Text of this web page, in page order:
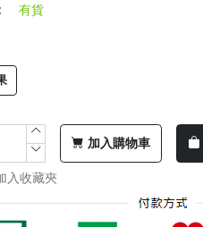
有貨
加入購物車
入收藏夾